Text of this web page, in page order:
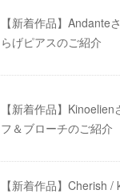
【新着作品】Andante
らげピアスのご紹介
【新着作品】
フ＆ブローチのご紹介
【新着作品】Cherish /